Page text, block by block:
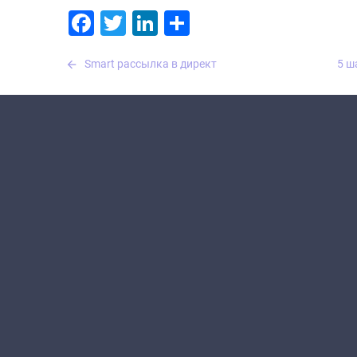
Facebook
TwitterLinkedIn
Навигация
Smart рассылка в директ 5